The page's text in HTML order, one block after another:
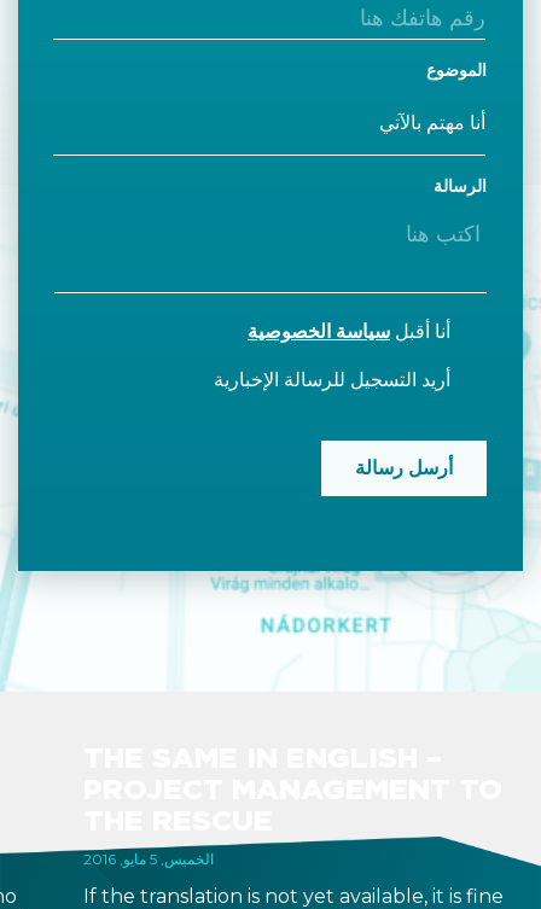
الخميس, 5 مايو, 2016
If the translation is not yet available, it is fine
الموضوع
الرسالة
أنا أقبل سياسة الخصوصية
أريد التسجيل للرسالة الإخبارية